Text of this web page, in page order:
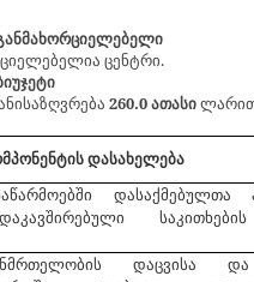
ცენტრი.
260.0 ათასი
დასახელება
დასაქმებულთა
დაცვისა